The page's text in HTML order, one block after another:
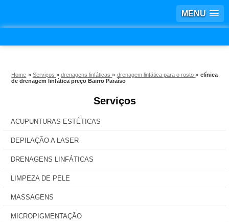
MENU
Home » Serviços »drenagens linfáticas» drenagem linfática para o rosto» clínica
de drenagem linfática preço Bairro Paraíso
Serviços
ACUPUNTURAS ESTÉTICAS
DEPILAÇÃO A LASER
DRENAGENS LINFÁTICAS
LIMPEZA DE PELE
MASSAGENS
MICROPIGMENTAÇÃO